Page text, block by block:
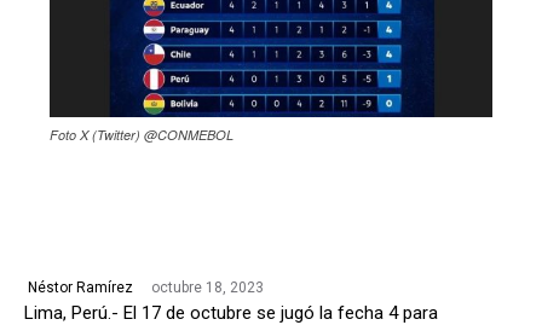
Foto X (Twitter) @CONMEBOL
Néstor Ramírez octubre 18, 2023
Lima, Perú.- El 17 de octubre se jugó la fecha 4 para